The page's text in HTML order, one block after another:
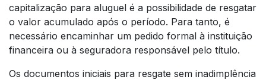
capitalização para aluguel é a possibilidade de resgatar
o valor acumulado após o período. Para tanto, é
necessário encaminhar um pedido formal à instituição
financeira ou à seguradora responsável pelo título.
Os documentos iniciais para resgate sem inadimplência